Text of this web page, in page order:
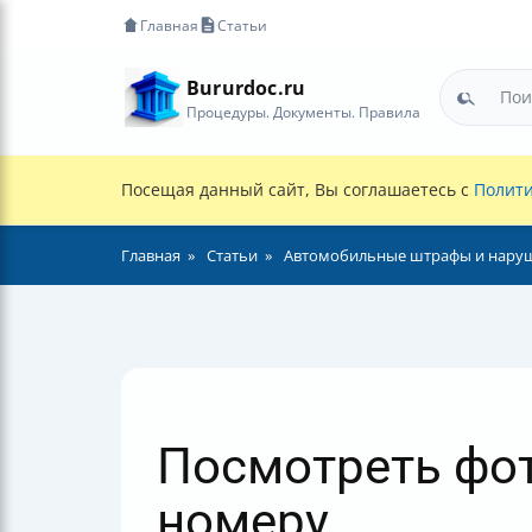
Главная Статьи
Bururdoc.ru
Процедуры. Документы. Правила
Посещая данный сайт, Вы соглашаетесь с
Главная Статьи Автомобильные штрафы и
Посмотреть